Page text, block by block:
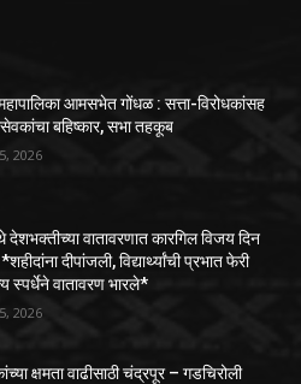
आमसभेत गोंधळ : सत्ता-विरोधकांसह
बहिष्कार, सभा तहकूब
2026
देशभक्तीच्या वातावरणात कारगिल विजय दिन
दीपांजली, विद्यार्थ्यांची प्रभात फेरी
स्पर्धेने वातावरण भारले*
2026
क्षमता वाढीसाठी चंद्रपूर – गडचिरोली